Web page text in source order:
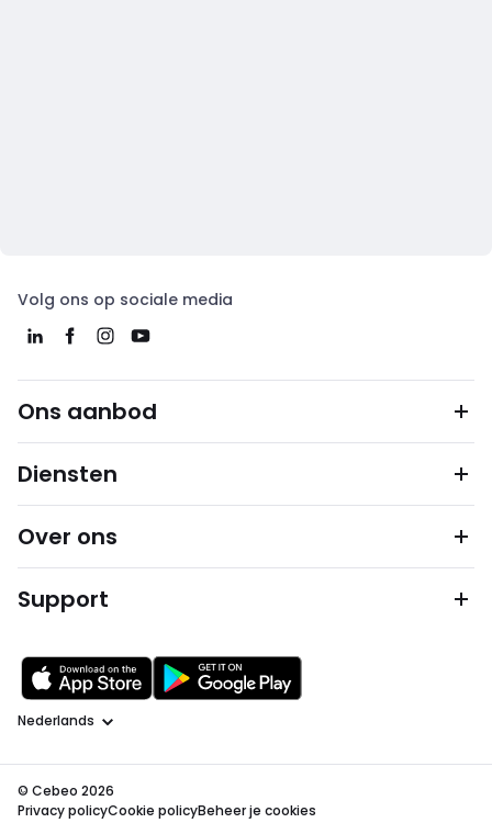
Volg ons op sociale media
Ons aanbod
Diensten
Over ons
Support
Taal
© Cebeo 2026
Privacy policyCookie policyBeheer je cookies